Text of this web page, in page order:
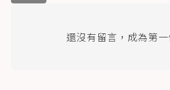
還沒有留言，成為第一